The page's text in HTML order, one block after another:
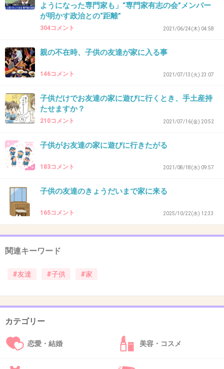
2026/07/08(水) 17:53:13
からないような？
しかもその子が幼稚園出身だと幼稚園のママ友で固まって
たりして話しかけづらくて
4件の返信
2026/07/08(水) 17:53:15
一度、お菓子を持って子供に案内させ相手の家
に行き
親に挨拶、お礼、連絡先を交換しに行った方が
いい
毎度、遊びに行っててお礼しないの良くない
アンカーミスった
ようになった専門家も」“専門家有志の会”メンバー
が明かす政治との“距離”
304コメント 2021/06/24(木) 04:58
親の不在時、子供の友達が家に入る事
146コメント 2021/07/13(火) 23:07
子供だけでお友達の家に遊びに行くとき、手土産持
たせますか？
210コメント 2021/07/16(金) 20:52
子供がお友達の家に遊びに行きたがる
183コメント 2021/08/18(水) 09:57
子供の友達のきょうだいまで家に来る
165コメント 2025/10/22(水) 12:33
関連キーワード
#友達 #子供 #家
カテゴリー
恋愛・結婚 美容・コスメ